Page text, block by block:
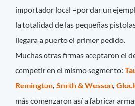
importador local –por dar un
la totalidad de las pequeñas
llegara a puerto el primer pedido.
Muchas otras firmas aceptaron el
competir en el mismo segmento:
Remington,Smith & Wesson,
más comenzaron así a fabricar